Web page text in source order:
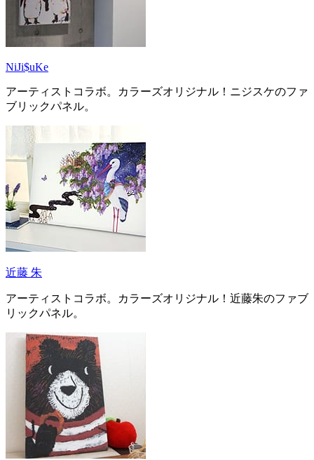
NiJi$uKe
アーティストコラボ。カラーズオリジナル！ニジスケのファ
ブリックパネル。
近藤 朱
アーティストコラボ。カラーズオリジナル！近藤朱のファブ
リックパネル。